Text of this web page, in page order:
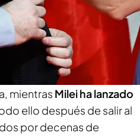
de Madridal
a Pedro Sánchez:
la presidenta de la
buena sintonía frente
su discurso. Ayuso no ha
mientras Milei ha lanzado
ello después de salir al
por decenas de